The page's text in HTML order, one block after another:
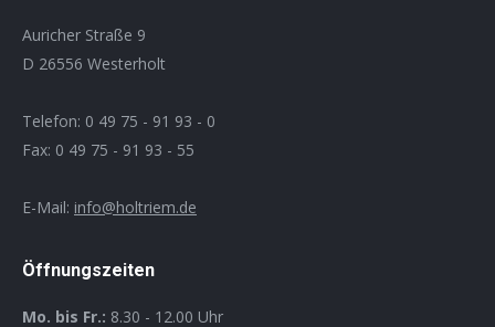
Auricher Straße 9
D 26556 Westerholt
Telefon: 0 49 75 - 91 93 - 0
Fax: 0 49 75 - 91 93 - 55
E-Mail: info@holtriem.de
Öffnungszeiten
Mo. bis Fr.: 8.30 - 12.00 Uhr